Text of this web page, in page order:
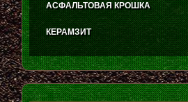
АСФАЛЬТОВАЯ КРОШКА
КЕРАМЗИТ